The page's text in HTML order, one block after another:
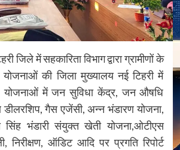
जिले में सहकारिता विभाग द्वारा ग्रामीणों के
योजनाओं की जिला मुख्यालय नई टिहरी में
योजनाओं में जन सुविधा केंद्र, जन औषधि
गैस एजेंसी, अन्न भंडारण योजना,
सिंह भंडारी संयुक्त खेती योजना,ओटीएस
निरीक्षण, ऑडिट आदि पर प्रगति रिपोर्ट